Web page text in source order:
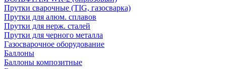
Прутки сварочные (TIG, газосварка)
Прутки для алюм. сплавов
Прутки для нерж. сталей
Прутки для черного металла
Газосварочное оборудование
Баллоны
Баллоны композитные